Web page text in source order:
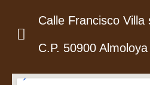
Calle Francisco
C.P. 50900